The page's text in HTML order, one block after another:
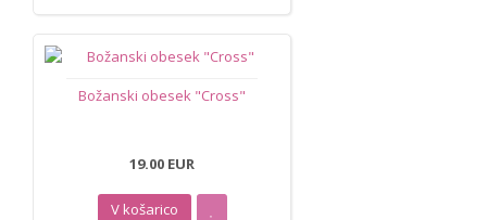
Božanski obesek "Cross"
19.00 EUR
V košarico